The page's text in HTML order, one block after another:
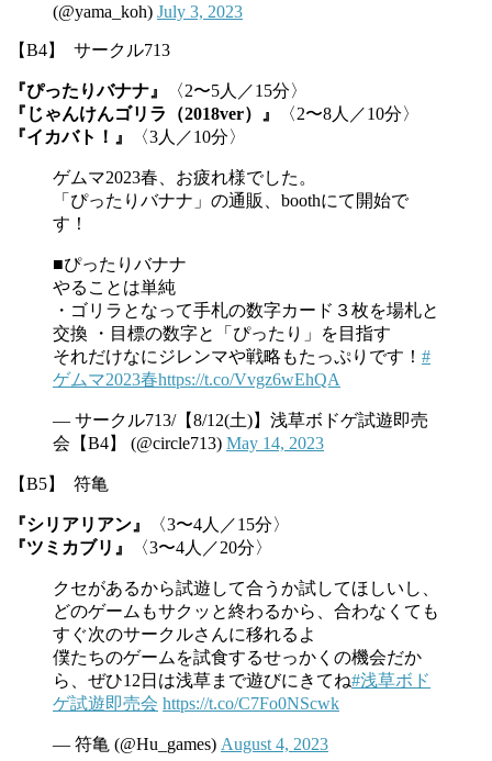
(@yama_koh) July 3, 2023
【B4】 サークル713
『ぴったりバナナ』
〈2〜5人／15分〉
『じゃんけんゴリラ（2018ver）』
〈2〜8人／10分〉
『イカバト！』
〈3人／10分〉
ゲムマ2023春、お疲れ様でした。
「ぴったりバナナ」の通販、boothにて開始で
す！
■ぴったりバナナ
やることは単純
・ゴリラとなって手札の数字カード３枚を場札と
交換 ・目標の数字と「ぴったり」を目指す
それだけなにジレンマや戦略もたっぷりです！ #
ゲムマ2023春https://t.co/Vvgz6wEhQA
— サークル713/【8/12(土)】浅草ボドゲ試遊即売
会【B4】 (@circle713) May 14, 2023
【B5】 符亀
『シリアリアン』
〈3〜4人／15分〉
『ツミカブリ』
〈3〜4人／20分〉
クセがあるから試遊して合うか試してほしいし、
どのゲームもサクッと終わるから、合わなくても
すぐ次のサークルさんに移れるよ
僕たちのゲームを試食するせっかくの機会だか
ら、ぜひ12日は浅草まで遊びにきてね#浅草ボド
ゲ試遊即売会 https://t.co/C7Fo0NScwk
— 符亀 (@Hu_games) August 4, 2023